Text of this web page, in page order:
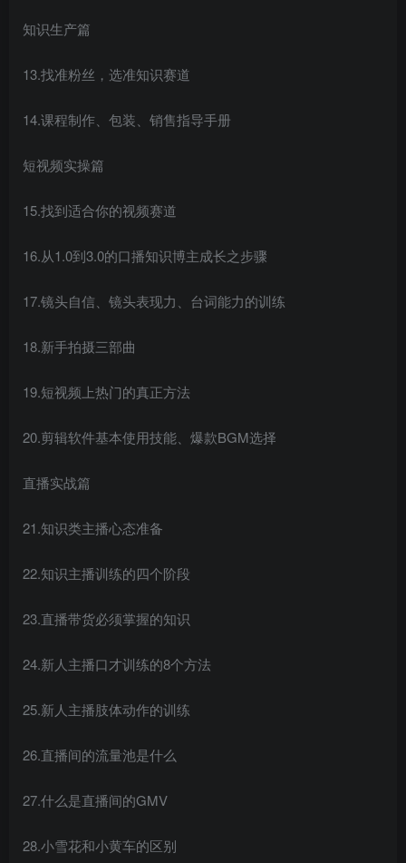
知识生产篇
13.找准粉丝，选准知识赛道
14.课程制作、包装、销售指导手册
短视频实操篇
15.找到适合你的视频赛道
16.从1.0到3.0的口播知识博主成长之步骤
17.镜头自信、镜头表现力、台词能力的训练
18.新手拍摄三部曲
19.短视频上热门的真正方法
20.剪辑软件基本使用技能、爆款BGM选择
直播实战篇
21.知识类主播心态准备
22.知识主播训练的四个阶段
23.直播带货必须掌握的知识
24.新人主播口才训练的8个方法
25.新人主播肢体动作的训练
26.直播间的流量池是什么
27.什么是直播间的GMV
28.小雪花和小黄车的区别